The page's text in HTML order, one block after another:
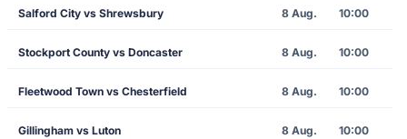
Salford City vs Shrewsbury 8 Aug. 10:00
Stockport County vs Doncaster 8 Aug. 10:00
Fleetwood Town vs Chesterfield 8 Aug. 10:00
Gillingham vs Luton 8 Aug. 10:00